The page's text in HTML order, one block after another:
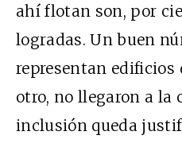
ahí flotan son, por
logradas. Un buen
representan edificios
otro, no llegaron a la
inclusión queda